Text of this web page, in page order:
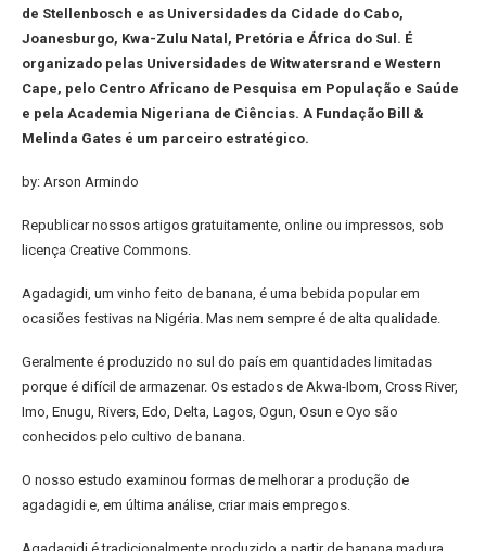
de Stellenbosch e as Universidades da Cidade do Cabo,
Joanesburgo, Kwa-Zulu Natal, Pretória e África do Sul. É
organizado pelas Universidades de Witwatersrand e Western
Cape, pelo Centro Africano de Pesquisa em População e Saúde
e pela Academia Nigeriana de Ciências. A Fundação Bill &
Melinda Gates é um parceiro estratégico.
by: Arson Armindo
Republicar nossos artigos gratuitamente, online ou impressos, sob
licença Creative Commons.
Agadagidi, um vinho feito de banana, é uma bebida popular em
ocasiões festivas na Nigéria. Mas nem sempre é de alta qualidade.
Geralmente é produzido no sul do país em quantidades limitadas
porque é difícil de armazenar. Os estados de Akwa-Ibom, Cross River,
Imo, Enugu, Rivers, Edo, Delta, Lagos, Ogun, Osun e Oyo são
conhecidos pelo cultivo de banana.
O nosso estudo examinou formas de melhorar a produção de
agadagidi e, em última análise, criar mais empregos.